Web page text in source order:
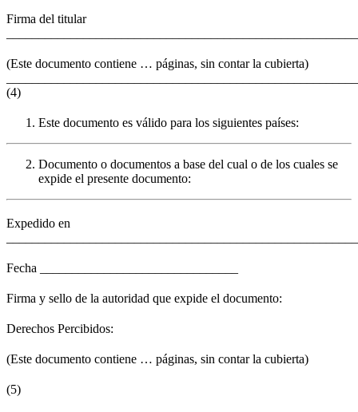
Firma del titular
(Este documento contiene … páginas, sin contar la cubierta)
(4)
Este documento es válido para los siguientes países:
Documento o documentos a base del cual o de los cuales se
expide el presente documento:
Expedido en
Fecha _______________________________
Firma y sello de la autoridad que expide el documento:
Derechos Percibidos:
(Este documento contiene … páginas, sin contar la cubierta)
(5)